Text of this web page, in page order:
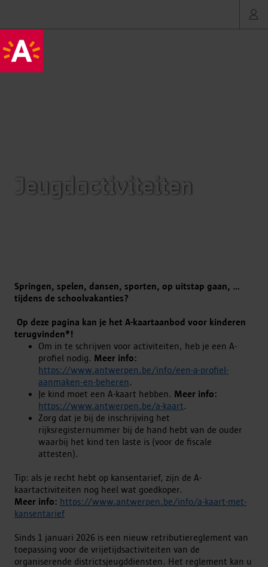
Jeugdactiviteiten
Springen, spelen, dansen, sporten, op uitstap gaan, ...
tijdens de schoolvakanties?
Op deze pagina kan je het A-kaartaanbod voor kinderen
terugvinden*!
Om in te schrijven voor activiteiten, heb je een A-
profiel nodig. Meer info:
https://www.antwerpen.be/info/een-a-profiel-
aanmaken-en-beheren .
Je kind moet een A-kaart hebben. Meer info:
https://www.antwerpen.be/a-kaart.
Zorg dat je bij de inschrijving het
rijksregisternummer bij de hand hebt van de ouder
waarbij het kind ten laste is (voor de fiscale
attesten).
Tip: als je recht hebt op kansentarief, zijn de A-
kaartactiviteiten nog heel wat goedkoper.
Meer info: https://www.antwerpen.be/info/a-kaart-met-
kansentarief
Sinds 1 januari 2026 is een nieuw retributiereglement van
toepassing voor de vrijetijdsactiviteiten van de
organiserende districtsjeugddiensten. Het reglement kan u